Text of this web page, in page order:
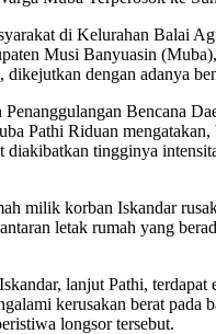
di Kelurahan Balai
Musi Banyuasin
dikejutkan dengan adanya
Penanggulangan Bencana
Pathi Riduan mengatakan,
diakibatkan tingginya
milik korban Iskandar
letak rumah yang
lanjut Pathi, terdapat
kerusakan berat pada
longsor tersebut.